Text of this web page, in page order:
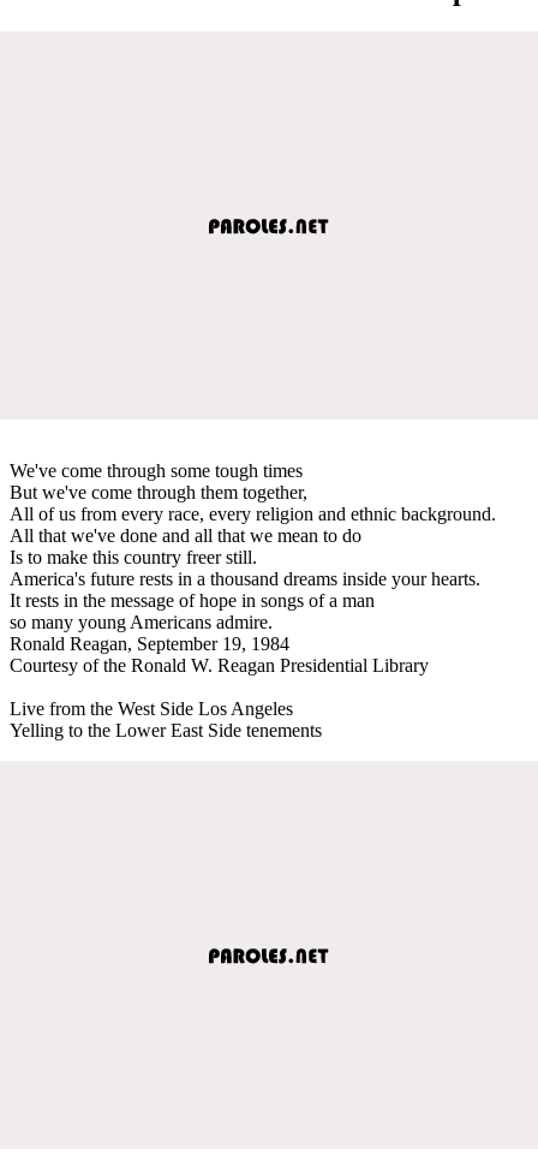
We've come through some tough times
But we've come through them together,
All of us from every race, every religion and ethnic background.
All that we've done and all that we mean to do
Is to make this country freer still.
America's future rests in a thousand dreams inside your hearts.
It rests in the message of hope in songs of a man
so many young Americans admire.
Ronald Reagan, September 19, 1984
Courtesy of the Ronald W. Reagan Presidential Library
Live from the West Side Los Angeles
Yelling to the Lower East Side tenements